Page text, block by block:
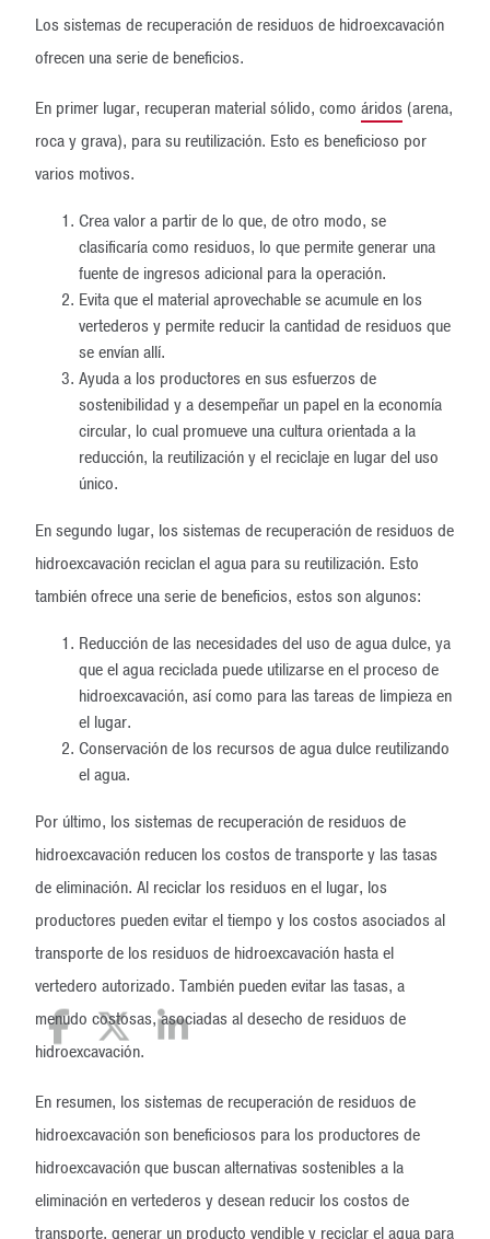
Los sistemas de recuperación de residuos de hidroexcavación
ofrecen una serie de beneficios.
En primer lugar, recuperan material sólido, como áridos (arena,
roca y grava), para su reutilización. Esto es beneficioso por
varios motivos.
Crea valor a partir de lo que, de otro modo, se
clasificaría como residuos, lo que permite generar una
fuente de ingresos adicional para la operación.
Evita que el material aprovechable se acumule en los
vertederos y permite reducir la cantidad de residuos que
se envían allí.
Ayuda a los productores en sus esfuerzos de
sostenibilidad y a desempeñar un papel en la economía
circular, lo cual promueve una cultura orientada a la
reducción, la reutilización y el reciclaje en lugar del uso
único.
En segundo lugar, los sistemas de recuperación de residuos de
hidroexcavación reciclan el agua para su reutilización. Esto
también ofrece una serie de beneficios, estos son algunos:
Reducción de las necesidades del uso de agua dulce, ya
que el agua reciclada puede utilizarse en el proceso de
hidroexcavación, así como para las tareas de limpieza en
el lugar.
Conservación de los recursos de agua dulce reutilizando
el agua.
Por último, los sistemas de recuperación de residuos de
hidroexcavación reducen los costos de transporte y las tasas
de eliminación. Al reciclar los residuos en el lugar, los
productores pueden evitar el tiempo y los costos asociados al
transporte de los residuos de hidroexcavación hasta el
vertedero autorizado. También pueden evitar las tasas, a
menudo costosas, asociadas al desecho de residuos de
hidroexcavación.
En resumen, los sistemas de recuperación de residuos de
hidroexcavación son beneficiosos para los productores de
hidroexcavación que buscan alternativas sostenibles a la
eliminación en vertederos y desean reducir los costos de
transporte, generar un producto vendible y reciclar el agua para